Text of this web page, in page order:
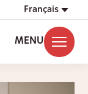
Français
MENU